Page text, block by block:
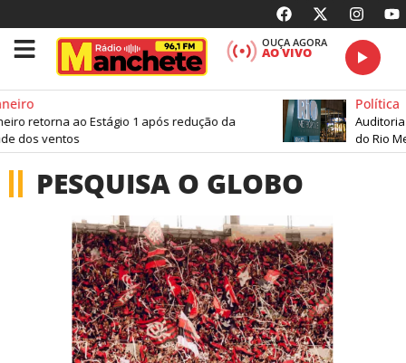
OUÇA AGORA
AO VIVO
retorna ao Estágio 1 após redução da
dos ventos
Política
do Rio
PESQUISA O GLOBO